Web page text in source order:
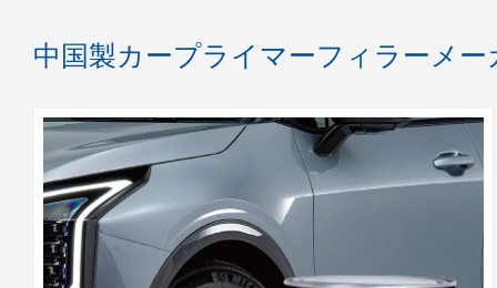
中国製カープライマーフィラーメー